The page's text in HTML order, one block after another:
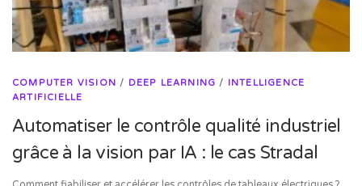
COMPUTER VISION / DEEP LEARNING / INTELLIGENCE
ARTIFICIELLE
Automatiser le contrôle qualité industriel
grâce à la vision par IA : le cas Stradal